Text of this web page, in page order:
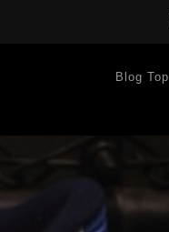
Blog Top